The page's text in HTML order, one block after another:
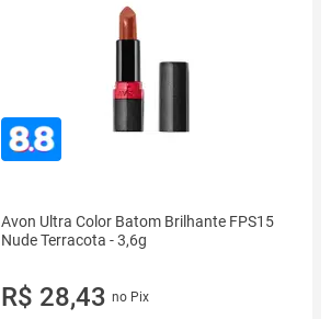
Avon Ultra Color Batom Brilhante FPS15
Nude Terracota - 3,6g
R$ 28,43 no Pix